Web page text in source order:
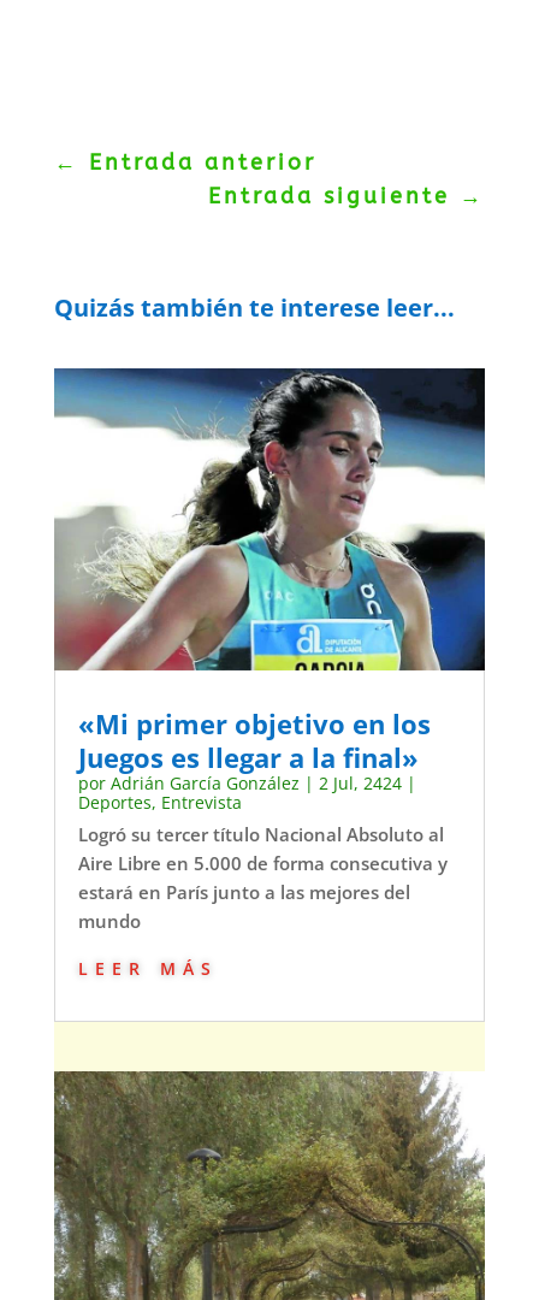
← Entrada anterior
Entrada siguiente
→
Quizás también te interese leer...
«Mi primer objetivo en los
Juegos es llegar a la final»
por Adrián García González | 2 Jul, 2424|
Deportes, Entrevista
Logró su tercer título Nacional Absoluto al
Aire Libre en 5.000 de forma consecutiva y
estará en París junto a las mejores del
mundo
leer más